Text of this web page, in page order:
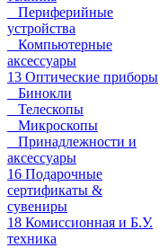
Периферийные
устройства
Компьютерные
аксессуары
13 Оптические приборы
Бинокли
Телескопы
Микроскопы
Принадлежности и
аксессуары
16 Подарочные
сертификаты &
сувениры
18 Комиссионная и Б.У.
техника